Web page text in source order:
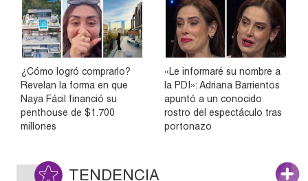
¿Cómo logró comprarlo?
Revelan la forma en que
Naya Fácil financió su
penthouse de $1.700
millones
«Le informaré su nombre a
la PDI»: Adriana Barrientos
apuntó a un conocido
rostro del espectáculo tras
portonazo
TENDENCIA